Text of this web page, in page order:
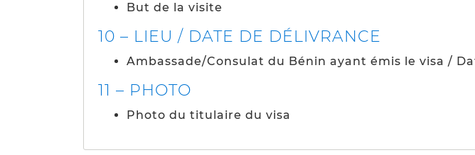
But de la visite
10 – LIEU / DATE DE DÉLIVRANCE
Ambassade/Consulat du Bénin ayant émis le visa /
11 – PHOTO
Photo du titulaire du visa